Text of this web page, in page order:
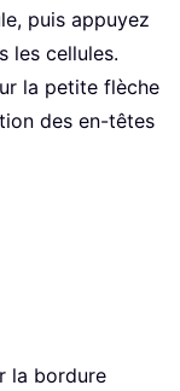
puis appuyez
les cellules.
la petite flèche
des en-têtes
la bordure